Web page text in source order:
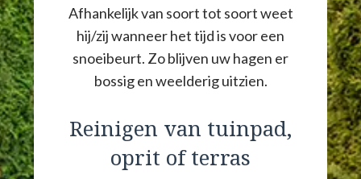
Afhankelijk van soort tot soort weet
hij/zij wanneer het tijd is voor een
snoeibeurt. Zo blijven uw hagen er
bossig en weelderig uitzien.
Reinigen van tuinpad,
oprit of terras